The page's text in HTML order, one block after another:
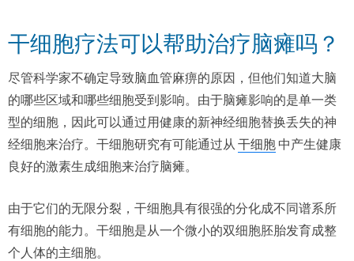
干细胞疗法可以帮助治疗脑瘫吗？
尽管科学家不确定导致脑血管麻痹的原因，但他们知道大脑
的哪些区域和哪些细胞受到影响。由于脑瘫影响的是单一类
型的细胞，因此可以通过用健康的新神经细胞替换丢失的神
经细胞来治疗。干细胞研究有可能通过从 干细胞 中产生健康
良好的激素生成细胞来治疗脑瘫。
由于它们的无限分裂，干细胞具有很强的分化成不同谱系所
有细胞的能力。干细胞是从一个微小的双细胞胚胎发育成整
个人体的主细胞。